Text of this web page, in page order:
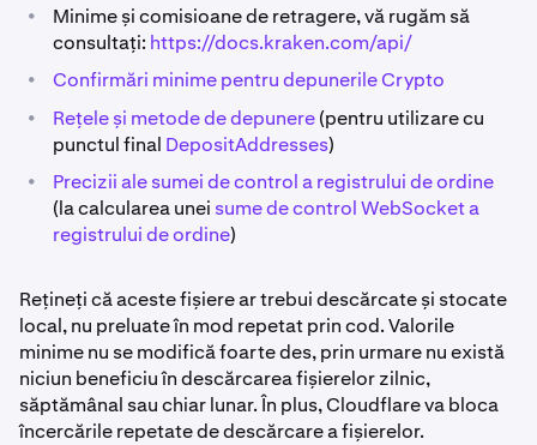
•
Minime și comisioane de retragere, vă rugăm să
consultați: https://docs.kraken.com/api/
• Confirmări minime pentru depunerile Crypto
• Rețele și metode de depunere(pentru utilizare cu
punctul final DepositAddresses)
•
Precizii ale sumei de control a registrului de ordine
(la calcularea unei sume de control WebSocket a
registrului de ordine)
Rețineți că aceste fișiere ar trebui descărcate și stocate
local, nu preluate în mod repetat prin cod. Valorile
minime nu se modifică foarte des, prin urmare nu există
niciun beneficiu în descărcarea fișierelor zilnic,
săptămânal sau chiar lunar. În plus, Cloudflare va bloca
încercările repetate de descărcare a fișierelor.